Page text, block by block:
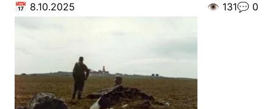
📅 8.10.2025 👁️ 131💬 0